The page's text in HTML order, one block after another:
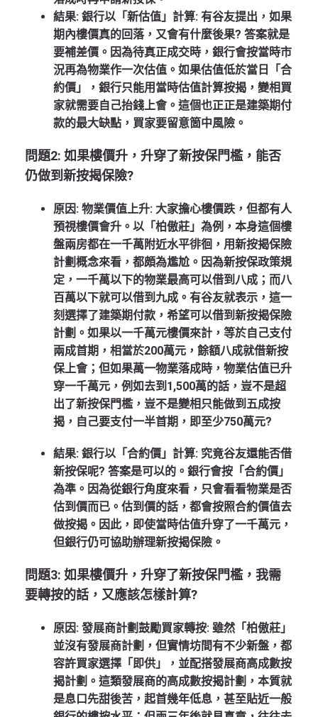
結果: 銀行以「新估值」計算: 有谷友提出，如果
期內樓價真的回落，又會有什麼後果? 答案就是
要補差價。因為待真正成交時，銀行會按當時市
況再為物業作一次估值。如果估值低於當日「合
約價」，銀行只能用當時估值計算按揭，變相買
家就需要自己抬錢上會。這個也正正是建築期付
款的最大缺點，買家要留意箇中風險。
問題2: 如果樓價升，升穿了新按保門檻，能否
仍做到新按揭保險?
原因: 物業價值上升: 大家擔心樓價跌，但都有人
預視樓價會升。以「柏傲莊」為例，本身這個樓
盤兩房都在一千萬附近水平徘徊，用新按揭保險
計劃概念來看，都頗為尷尬。因為新按保政策規
定，一千萬以下的物業最高可以借到八成；而八
百萬以下就可以借到九成。有谷友就表示，這一
刻選擇了建築期付款，希望可以借到新按揭保險
計劃。如果以一千萬元樓價來計，等於自己支付
兩成首期，相當於200萬元，餘額八成就借新按
保上會；但如果萬一物業落成時，物業估值已升
穿一千萬元，例如去到1,500萬的話，豈不是超
出了新按保門檻，豈不是變相只能做到五成按
揭，自己要支付一半首期，即至少750萬元?
結果: 銀行以「合約價」計算: 究竟谷友還能否借
新按保呢? 答案是可以的。銀行會按「合約價」
為準。因為從銀行角度來看，只會看看物業是否
估到價而已。估到價的話，都會按照合約價值去
做按揭。因此，即使當時估值升穿了一千萬元，
但銀行仍可協助辦理新按揭保險。
問題3: 如果樓價升，升穿了新按保門檻 ，我需
要轉按的話，又應該怎樣計算?
原因: 發展商計劃鼓勵買家轉按: 雖然「柏傲莊」
並沒有發展商計劃，但實情坊間有不少新盤，都
容許買家選擇「即供」，並配搭發展商高成數按
揭計劃。這類發展商的高成數按揭計劃，本質就
是息口先甜後苦，起首幾年低息，甚至貼近一般